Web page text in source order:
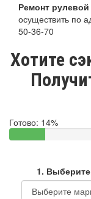
Ремонт
осуществить по
50-36-70
Хотите
Готово: 14%
1.